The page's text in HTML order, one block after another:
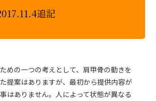
追記
めの一つの考えとして、肩甲骨の動きを
提案はありますが、最初から提供内容が
はありません。人によって状態が異なる